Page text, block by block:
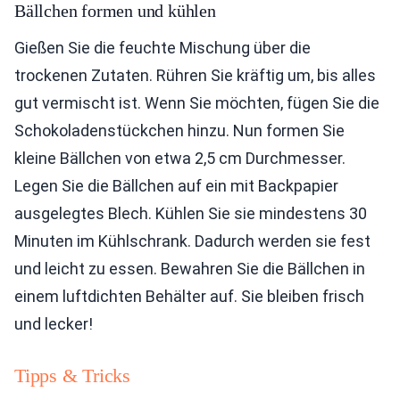
Bällchen formen und kühlen
Gießen Sie die feuchte Mischung über die
trockenen Zutaten. Rühren Sie kräftig um, bis alles
gut vermischt ist. Wenn Sie möchten, fügen Sie die
Schokoladenstückchen hinzu. Nun formen Sie
kleine Bällchen von etwa 2,5 cm Durchmesser.
Legen Sie die Bällchen auf ein mit Backpapier
ausgelegtes Blech. Kühlen Sie sie mindestens 30
Minuten im Kühlschrank. Dadurch werden sie fest
und leicht zu essen. Bewahren Sie die Bällchen in
einem luftdichten Behälter auf. Sie bleiben frisch
und lecker!
Tipps & Tricks